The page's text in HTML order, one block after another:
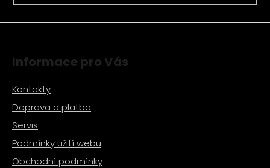
ý
p
Informace pro Vás
Kontakty
Doprava a platba
Servis
Podmínky užití webu
Obchodní podmínky